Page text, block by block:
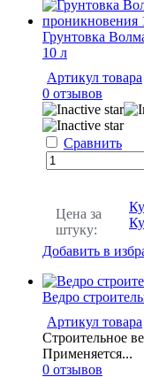
Грунтовка
10 л
Артикул товара
0 отзывов
Сравнить
Цена за
штуку:
Добавить в
Ведро
Артикул товара
Строительное
Применяется...
0 отзывов